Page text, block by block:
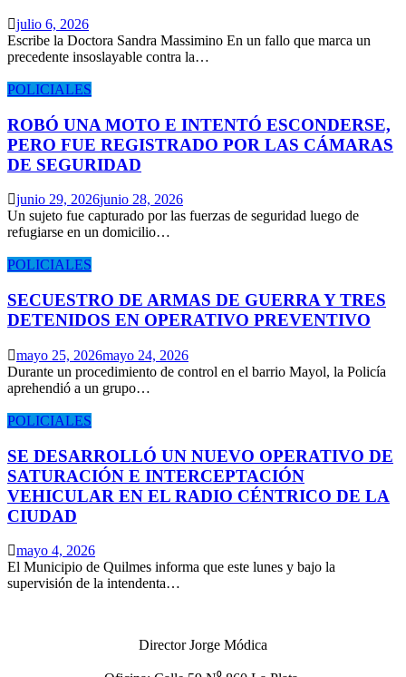
julio 6, 2026
Escribe la Doctora Sandra Massimino En un fallo que marca un
precedente insoslayable contra la…
POLICIALES
ROBÓ UNA MOTO E INTENTÓ ESCONDERSE,
PERO FUE REGISTRADO POR LAS CÁMARAS
DE SEGURIDAD
junio 29, 2026junio 28, 2026
Un sujeto fue capturado por las fuerzas de seguridad luego de
refugiarse en un domicilio…
POLICIALES
SECUESTRO DE ARMAS DE GUERRA Y TRES
DETENIDOS EN OPERATIVO PREVENTIVO
mayo 25, 2026mayo 24, 2026
Durante un procedimiento de control en el barrio Mayol, la Policía
aprehendió a un grupo…
POLICIALES
SE DESARROLLÓ UN NUEVO OPERATIVO DE
SATURACIÓN E INTERCEPTACIÓN
VEHICULAR EN EL RADIO CÉNTRICO DE LA
CIUDAD
mayo 4, 2026
El Municipio de Quilmes informa que este lunes y bajo la
supervisión de la intendenta…
Director Jorge Módica